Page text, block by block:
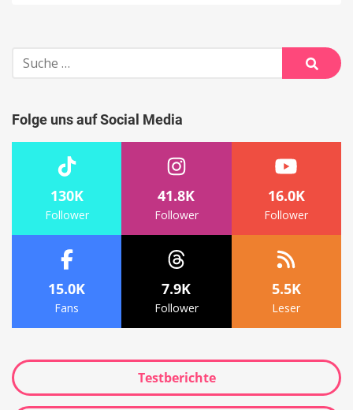
Suche
nach:
Suche
Folge uns auf Social Media
130K
Follower
41.8K
Follower
16.0K
Follower
15.0K
Fans
7.9K
Follower
5.5K
Leser
Testberichte